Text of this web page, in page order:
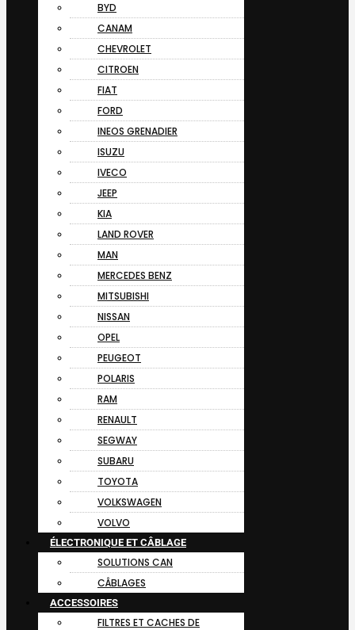
BYD
CANAM
CHEVROLET
CITROEN
FIAT
FORD
INEOS GRENADIER
ISUZU
IVECO
JEEP
KIA
LAND ROVER
MAN
MERCEDES BENZ
MITSUBISHI
NISSAN
OPEL
PEUGEOT
POLARIS
RAM
RENAULT
SEGWAY
SUBARU
TOYOTA
VOLKSWAGEN
VOLVO
ÉLECTRONIQUE ET CÂBLAGE
SOLUTIONS CAN
CÂBLAGES
ACCESSOIRES
FILTRES ET CACHES DE